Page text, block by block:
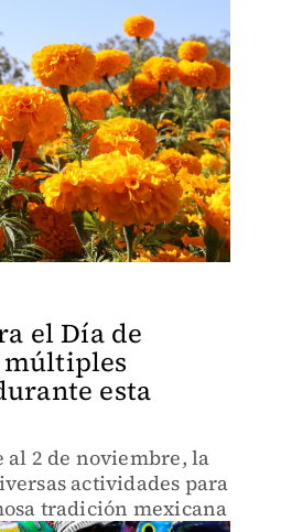
el Día de
múltiples
esta
al 2 de noviembre, la
actividades para
tradición mexicana